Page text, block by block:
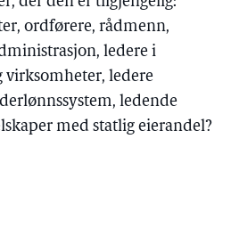
ordførere, rådmenn,
ledere i
ledere
ledende
med statlig eierandel?